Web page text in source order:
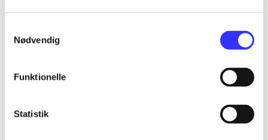
Nødvendig
Funktionelle
Statistik
Artikler